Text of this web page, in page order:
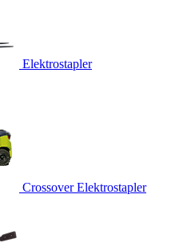
Elektrostapler
Crossover Elektrostapler